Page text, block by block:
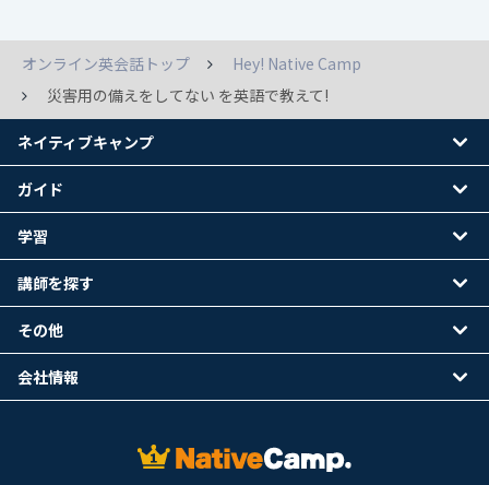
オンライン英会話トップ
Hey! Native Camp
災害用の備えをしてない を英語で教えて!
ネイティブキャンプ
ガイド
学習
講師を探す
その他
会社情報